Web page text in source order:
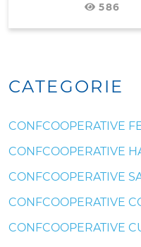
586
CATEGORIE
CONFCOOPERATIVE
CONFCOOPERATIVE
CONFCOOPERATIVE
CONFCOOPERATIVE
CONFCOOPERATIVE